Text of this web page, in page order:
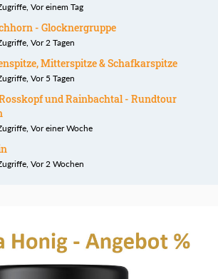
Vor einem Tag
- Glocknergruppe
Vor 2 Tagen
Mitterspitze & Schafkarspitze
Vor 5 Tagen
und Rainbachtal - Rundtour
Vor einer Woche
Vor 2 Wochen